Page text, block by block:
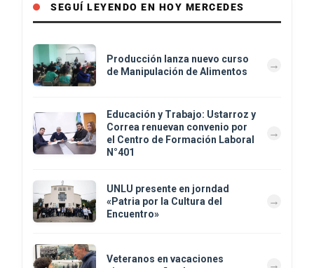
SEGUÍ LEYENDO EN HOY MERCEDES
Producción lanza nuevo curso
de Manipulación de Alimentos
Educación y Trabajo: Ustarroz y
Correa renuevan convenio por
el Centro de Formación Laboral
N°401
UNLU presente en jorndad
«Patria por la Cultura del
Encuentro»
Veteranos en vacaciones